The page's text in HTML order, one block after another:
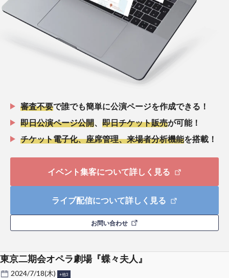
審査不要で誰でも簡単に公演ページを作成できる！
即日公演ページ公開
即日チケット販売が可能！
チケット電子化、座席管理、来場者分析機能を搭載！
イベント集客について詳しく見る
ライブ配信について詳しく見る
お問い合わせ
東京二期会オペラ劇場『蝶々夫人』
2024/7/18(木) +他3